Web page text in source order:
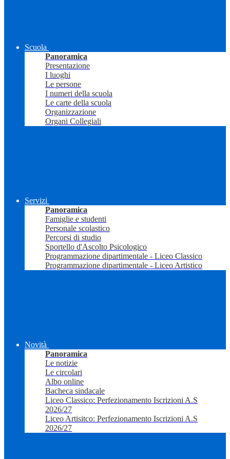
Scuola
Panoramica
Presentazione
I luoghi
Le persone
I numeri della scuola
Le carte della scuola
Organizzazione
Organi Collegiali
Servizi
Panoramica
Famiglie e studenti
Personale scolastico
Percorsi di studio
Sportello d'Ascolto Psicologico
Programmazione dipartimentale - Liceo Classico
Programmazione dipartimentale - Liceo Artistico
Novità
Panoramica
Le notizie
Le circolari
Albo online
Bacheca sindacale
Liceo Classico: Perfezionamento Iscrizioni A.S
2026/27
Liceo Artisitco: Perfezionamento Iscrizioni A.S
2026/27